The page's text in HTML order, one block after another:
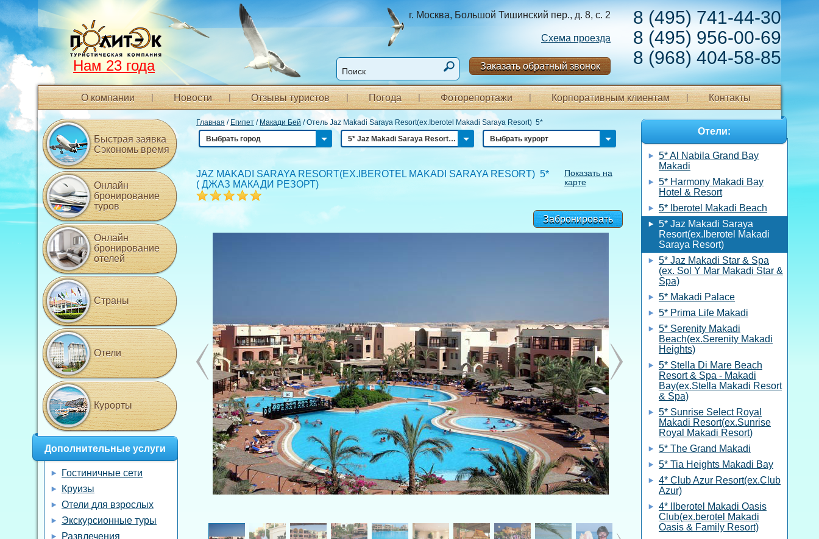
8 (495) 741-44-30
8 (495) 956-00-69
8 (968) 404-58-85
г. Москва, Большой Тишинский пер., д. 8, с. 2
Схема проезда
Заказать обратный звонок
Нам 23 года
О компании Новости Отзывы туристов Погода Фоторепортажи Корпоративным клиентам Контакты
Главная / Египет / Макади Бей /Отель Jaz Makadi Saraya Resort(ex.Iberotel Makadi Saraya Resort) 5*
Выбрать город
5* Jaz Makadi Saraya Resort(ex.Iberotel Makadi Saraya Resort) Выбрать курорт
JAZ MAKADI SARAYA RESORT(EX.IBEROTEL MAKADI SARAYA RESORT) 5*
( ДЖАЗ МАКАДИ РЕЗОРТ)
Показать на
карте
Забронировать
Быстрая заявка
Сэкономь время
Онлайн
бронирование
туров
Онлайн
бронирование
отелей
Страны
Отели
Курорты
Дополнительные услуги
Гостиничные сети
Круизы
Отели для взрослых
Экскурсионные туры
Развлечения
Отели:
5* Al Nabila Grand Bay
Makadi
5* Harmony Makadi Bay
Hotel & Resort
5* Iberotel Makadi Beach
5* Jaz Makadi Saraya
Resort(ex.Iberotel Makadi
Saraya Resort)
5* Jaz Makadi Star & Spa
(ex. Sol Y Mar Makadi Star &
Spa)
5* Makadi Palace
5* Prima Life Makadi
5* Serenity Makadi
Beach(ex.Serenity Makadi
Heights)
5* Stella Di Mare Beach
Resort & Spa - Makadi
Bay(ex.Stella Makadi Resort
& Spa)
5* Sunrise Select Royal
Makadi Resort(ex.Sunrise
Royal Makadi Resort)
5* The Grand Makadi
5* Tia Heights Makadi Bay
4* Club Azur Resort(ex.Club
Azur)
4* IIberotel Makadi Oasis
Club(ex.berotel Makadi
Oasis & Family Resort)